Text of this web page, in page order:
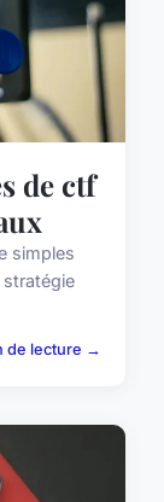
de ctf
simples
de lecture →